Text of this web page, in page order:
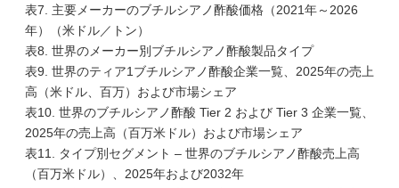
表7. 主要メーカーのブチルシアノ酢酸価格（2021年～2026
年）（米ドル／トン）
表8. 世界のメーカー別ブチルシアノ酢酸製品タイプ
表9. 世界のティア1ブチルシアノ酢酸企業一覧、2025年の売上
高（米ドル、百万）および市場シェア
表10. 世界のブチルシアノ酢酸 Tier 2 および Tier 3 企業一覧、
2025年の売上高（百万米ドル）および市場シェア
表11. タイプ別セグメント – 世界のブチルシアノ酢酸売上高
（百万米ドル）、2025年および2032年